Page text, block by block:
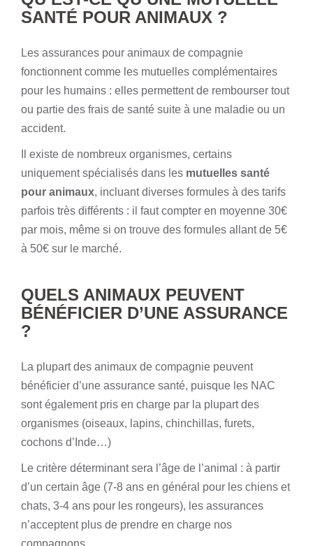
SANTÉ POUR ANIMAUX ?
Les assurances pour animaux de compagnie
fonctionnent comme les mutuelles complémentaires
pour les humains : elles permettent de rembourser tout
ou partie des frais de santé suite à une maladie ou un
accident.
Il existe de nombreux organismes, certains
uniquement spécialisés dans les mutuelles santé
pour animaux, incluant diverses formules à des tarifs
parfois très différents : il faut compter en moyenne 30€
par mois, même si on trouve des formules allant de 5€
à 50€ sur le marché.
QUELS ANIMAUX PEUVENT
BÉNÉFICIER D’UNE ASSURANCE
?
La plupart des animaux de compagnie peuvent
bénéficier d’une assurance santé, puisque les NAC
sont également pris en charge par la plupart des
organismes (oiseaux, lapins, chinchillas, furets,
cochons d’Inde…)
Le critère déterminant sera l’âge de l’animal : à partir
d’un certain âge (7-8 ans en général pour les chiens et
chats, 3-4 ans pour les rongeurs), les assurances
n’acceptent plus de prendre en charge nos